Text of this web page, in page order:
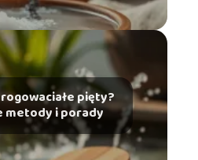
pięty?
metody i porady